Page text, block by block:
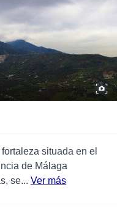
situada en el
de Málaga
se... Ver más